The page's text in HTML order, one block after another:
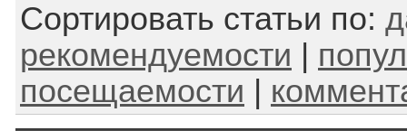
Сортировать статьи по:
рекомендуемости
посещаемости